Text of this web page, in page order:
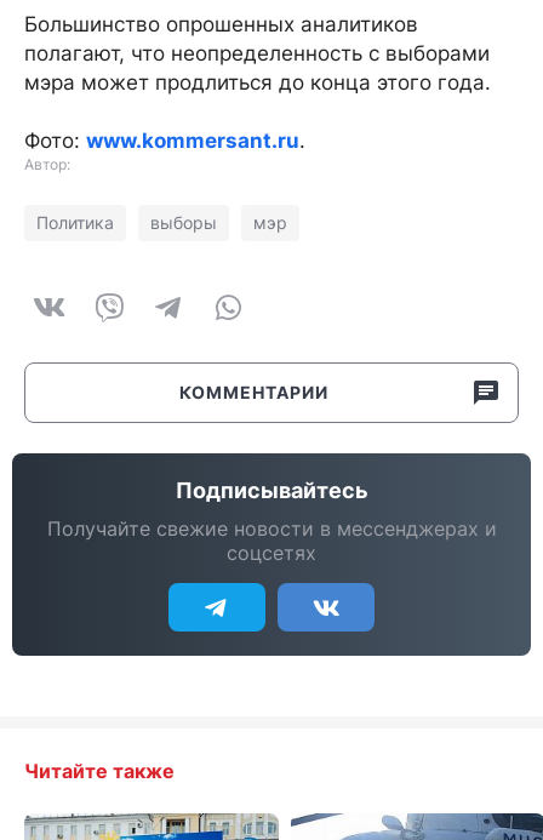
Большинство опрошенных аналитиков
полагают, что неопределенность с выборами
мэра может продлиться до конца этого года.
Фото: www.kommersant.ru.
Автор:
Политика выборы мэр
КОММЕНТАРИИ
Подписывайтесь
Получайте свежие новости в мессенджерах и
соцсетях
Читайте также